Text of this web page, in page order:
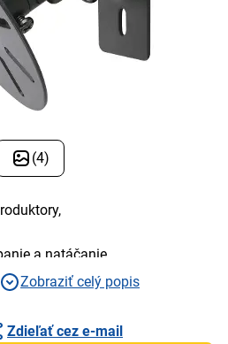
(4)
a natáčanie
Zobraziť celý popis
Zdieľať cez e-mail